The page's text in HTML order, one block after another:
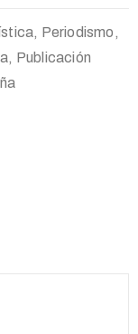
Periodismo,
Publicación